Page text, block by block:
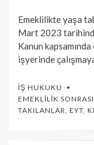
Emeklilikte yaşa
Mart 2023
Kanun
işyerinde
İŞ HUKUKU
EMEKLILIK
TAKILANLAR EYT